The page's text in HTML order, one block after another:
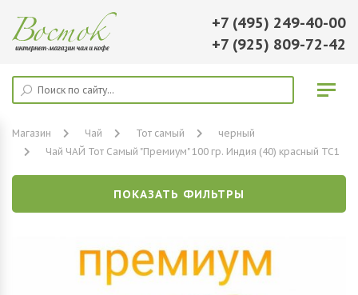
+7 (495) 249-40-00
+7 (925) 809-72-42
Магазин Чай Тот самый
черный
Чай ЧАЙ Тот Самый "Премиум" 100 гр. Индия (40) красный ТС1
ПОКАЗАТЬ ФИЛЬТРЫ